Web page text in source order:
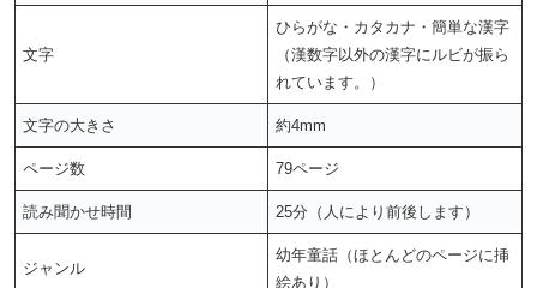
文字
ひらがな・カタカナ・簡単な漢字
（漢数字以外の漢字にルビが振ら
れています。）
文字の大きさ 約4mm
ページ数 79ページ
読み聞かせ時間 25分（人により前後します）
ジャンル
幼年童話（ほとんどのページに挿
絵あり）